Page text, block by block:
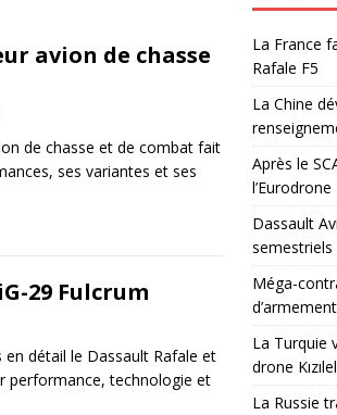
avion de chasse
de chasse et de combat fait
ses variantes et ses
29 Fulcrum
détail le Dassault Rafale et
performance, technologie et
La France
Rafale F5
La Chine
Après le
l’Eurodrone
Dassault
semestriels
Méga-
La Turquie
drone
La Russie